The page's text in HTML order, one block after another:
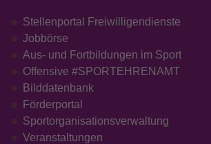
Stellenportal Freiwilligendienste
Jobbörse
Aus- und Fortbildungen im Sport
Offensive #SPORTEHRENAMT
Bilddatenbank
Förderportal
Sportorganisationsverwaltung
Veranstaltungen